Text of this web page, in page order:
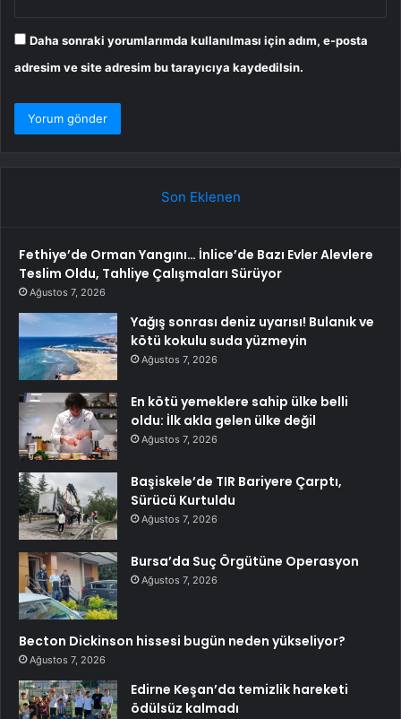
Daha sonraki yorumlarımda kullanılması için adım, e-posta
adresim ve site adresim bu tarayıcıya kaydedilsin.
Son Eklenen
Fethiye’de Orman Yangını… İnlice’de Bazı Evler Alevlere
Teslim Oldu, Tahliye Çalışmaları Sürüyor
Ağustos 7, 2026
Yağış sonrası deniz uyarısı! Bulanık ve
kötü kokulu suda yüzmeyin
Ağustos 7, 2026
En kötü yemeklere sahip ülke belli
oldu: İlk akla gelen ülke değil
Ağustos 7, 2026
Başiskele’de TIR Bariyere Çarptı,
Sürücü Kurtuldu
Ağustos 7, 2026
Bursa’da Suç Örgütüne Operasyon
Ağustos 7, 2026
Becton Dickinson hissesi bugün neden yükseliyor?
Ağustos 7, 2026
Edirne Keşan’da temizlik hareketi
ödülsüz kalmadı